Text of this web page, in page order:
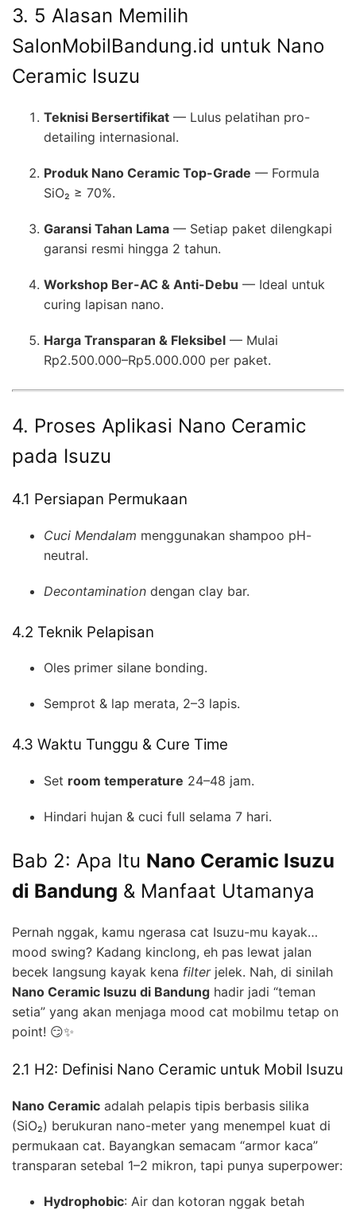
3. 5 Alasan Memilih
SalonMobilBandung.id untuk Nano
Ceramic Isuzu
Teknisi Bersertifikat — Lulus pelatihan pro-
detailing internasional.
Produk Nano Ceramic Top-Grade — Formula
SiO₂ ≥ 70%.
Garansi Tahan Lama — Setiap paket dilengkapi
garansi resmi hingga 2 tahun.
Workshop Ber-AC & Anti-Debu — Ideal untuk
curing lapisan nano.
Harga Transparan & Fleksibel — Mulai
Rp2.500.000–Rp5.000.000 per paket.
4. Proses Aplikasi Nano Ceramic
pada Isuzu
4.1 Persiapan Permukaan
Cuci Mendalam menggunakan shampoo pH-
neutral.
Decontamination dengan clay bar.
4.2 Teknik Pelapisan
Oles primer silane bonding.
Semprot & lap merata, 2–3 lapis.
4.3 Waktu Tunggu & Cure Time
Set room temperature 24–48 jam.
Hindari hujan & cuci full selama 7 hari.
Bab 2: Apa Itu Nano Ceramic Isuzu
di Bandung & Manfaat Utamanya
Pernah nggak, kamu ngerasa cat Isuzu-mu kayak…
mood swing? Kadang kinclong, eh pas lewat jalan
becek langsung kayak kena filterjelek. Nah, di sinilah
Nano Ceramic Isuzu di Bandung hadir jadi “teman
setia” yang akan menjaga mood cat mobilmu tetap on
point! 😏✨
2.1 H2: Definisi Nano Ceramic untuk Mobil Isuzu
Nano Ceramic adalah pelapis tipis berbasis silika
(SiO₂) berukuran nano-meter yang menempel kuat di
permukaan cat. Bayangkan semacam “armor kaca”
transparan setebal 1–2 mikron, tapi punya superpower:
Hydrophobic: Air dan kotoran nggak betah